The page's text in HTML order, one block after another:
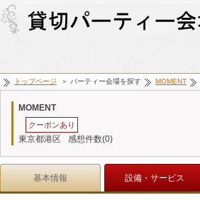
トップページ ＞ パーティー会場を探す MOMENT
MOMENT
クーポンあり
東京都港区 感想件数(0)
基本情報 設備・サービス